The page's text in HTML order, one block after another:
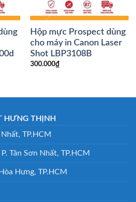
Hộp mực Prospect dùng
cho máy in Canon Laser
Shot LBP3108B
300.000₫
HƯNG THỊNH
TP.HCM
Tân Sơn Nhất, TP.HCM
Hưng, TP.HCM